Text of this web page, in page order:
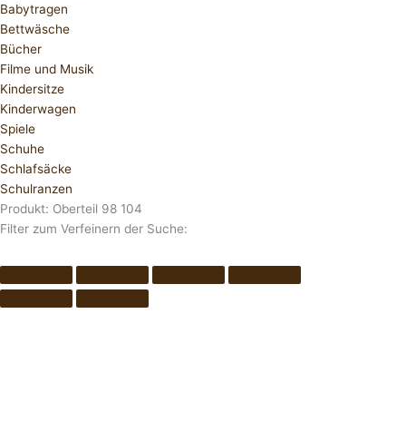
Babytragen
Bettwäsche
Bücher
Filme und Musik
Kindersitze
Kinderwagen
Spiele
Schuhe
Schlafsäcke
Schulranzen
Produkt: Oberteil 98 104
Filter zum Verfeinern der Suche: